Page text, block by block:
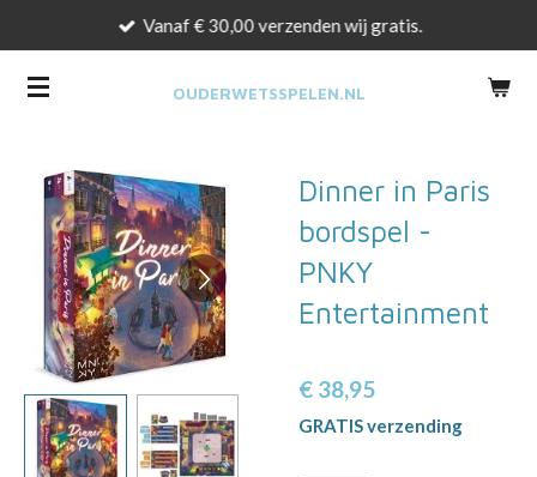
naar
OUDERWETSSPELEN.NL
Vanaf € 30,00 verzenden wij gratis.
Dinner in Paris
bordspel -
PNKY
Entertainment
€ 38,95
GRATIS verzending